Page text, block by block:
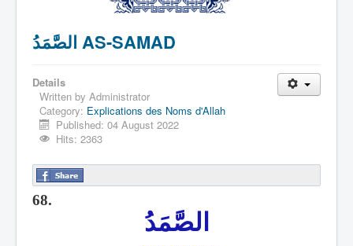
الصَّمَدُ AS-SAMAD
Details
Written by Administrator
Category: Explications des Noms d'Allah
Published: 04 August 2022
Hits: 2363
68.
الصَّمَدُ